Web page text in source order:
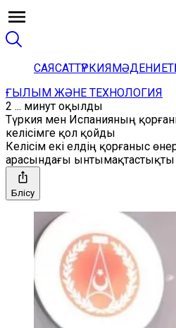
САЯСАТТҮРКИЯМӘДЕНИЕТ
ҒЫЛЫМ ЖӘНЕ ТЕХНОЛОГИЯ
2 ... минут оқылды
Түркия мен Испанияның
келісімге қол қойды
Келісім екі елдің қорғаныс
арасындағы ынтымақтастықты
Бөлісу